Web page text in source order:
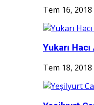
Tem 16, 2018
Yukarı
Tem 18, 2018